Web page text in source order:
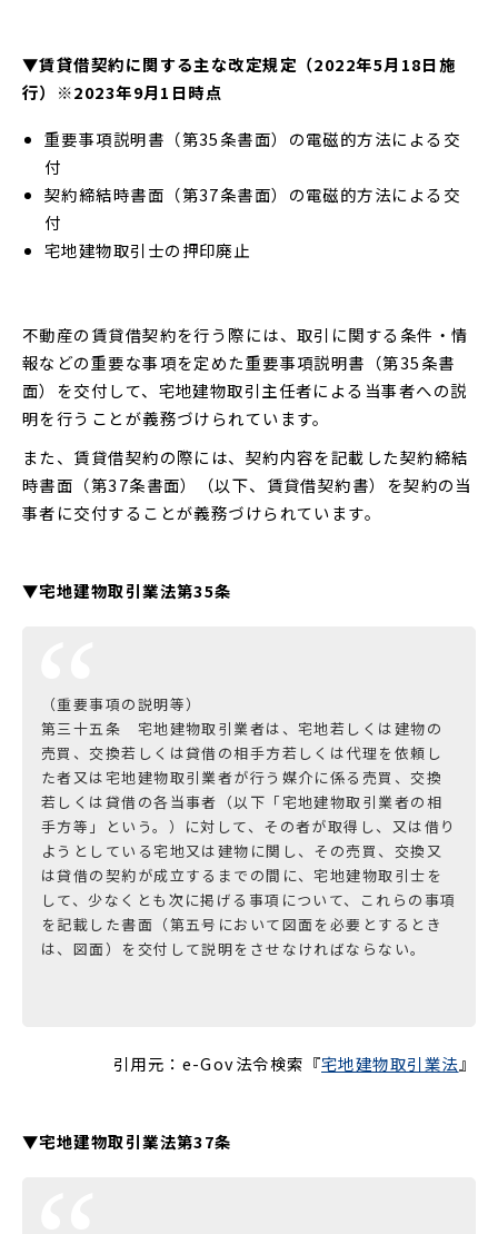
▼賃貸借契約に関する主な改定規定（2022年5月18日施
行）※2023年9月1日時点
重要事項説明書（第35条書面）の電磁的方法による交
付
契約締結時書面（第37条書面）の電磁的方法による交
付
宅地建物取引士の押印廃止
不動産の賃貸借契約を行う際には、取引に関する条件・情
報などの重要な事項を定めた重要事項説明書（第35条書
面）を交付して、宅地建物取引主任者による当事者への説
明を行うことが義務づけられています。
また、賃貸借契約の際には、契約内容を記載した契約締結
時書面（第37条書面）（以下、賃貸借契約書）を契約の当
事者に交付することが義務づけられています。
▼宅地建物取引業法第35条
（重要事項の説明等）
第三十五条 宅地建物取引業者は、宅地若しくは建物の
売買、交換若しくは貸借の相手方若しくは代理を依頼し
た者又は宅地建物取引業者が行う媒介に係る売買、交換
若しくは貸借の各当事者（以下「宅地建物取引業者の相
手方等」という。）に対して、その者が取得し、又は借り
ようとしている宅地又は建物に関し、その売買、交換又
は貸借の契約が成立するまでの間に、宅地建物取引士を
して、少なくとも次に掲げる事項について、これらの事項
を記載した書面（第五号において図面を必要とするとき
は、図面）を交付して説明をさせなければならない。
引用元：e-Gov法令検索『宅地建物取引業法』
▼宅地建物取引業法第37条